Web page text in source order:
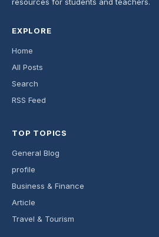
resources for students and teachers.
EXPLORE
Home
All Posts
Search
RSS Feed
TOP TOPICS
General Blog
profile
Business & Finance
Article
Travel & Tourism